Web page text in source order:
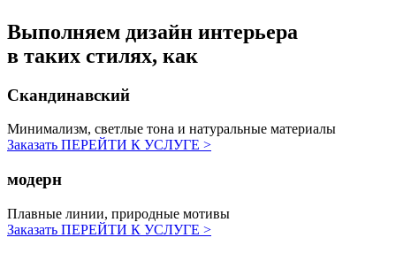
Выполняем дизайн интерьера
в таких стилях, как
Скандинавский
Минимализм, светлые тона и натуральные материалы
Заказать ПЕРЕЙТИ К УСЛУГЕ >
модерн
Плавные линии, природные мотивы
Заказать ПЕРЕЙТИ К УСЛУГЕ >